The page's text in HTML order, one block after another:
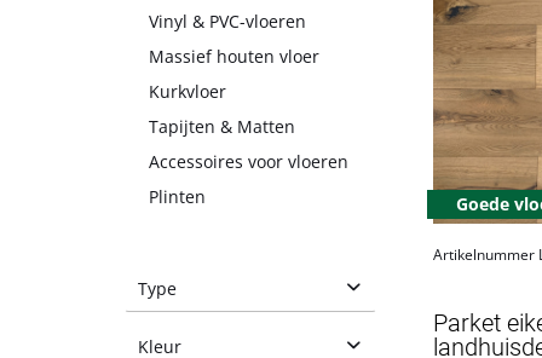
Vinyl & PVC-vloeren
Massief houten vloer
Kurkvloer
Tapijten & Matten
Accessoires voor vloeren
Plinten
Type
Landhuisvloer
Kleur
Goede
Artikelnummer
Parket